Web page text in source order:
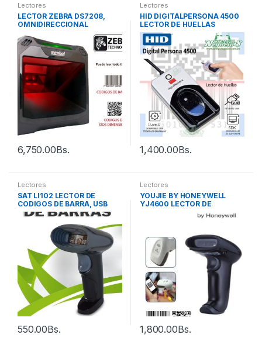
Lectores
LECTOR ZEBRA DS7208,
OMNIDIRECCIONAL
6,750.00Bs.
Lectores
HID DIGITALPERSONA 4500
LECTOR DE HUELLAS
1,400.00Bs.
Lectores
SAT LI102 LECTOR DE
CODIGOS DE BARRA, USB
550.00Bs.
Lectores
YOUJIE BY HONEYWELL
YJ4600 LECTOR DE
CODIGOS DE BARRA Y QR
1,800.00Bs.